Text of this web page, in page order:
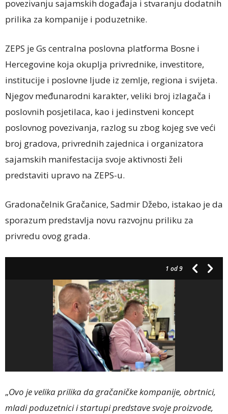
povezivanju sajamskih događaja i stvaranju dodatnih
prilika za kompanije i poduzetnike.
ZEPS je Gs centralna poslovna platforma Bosne i
Hercegovine koja okuplja privrednike, investitore,
institucije i poslovne ljude iz zemlje, regiona i svijeta.
Njegov međunarodni karakter, veliki broj izlagača i
poslovnih posjetilaca, kao i jedinstveni koncept
poslovnog povezivanja, razlog su zbog kojeg sve veći
broj gradova, privrednih zajednica i organizatora
sajamskih manifestacija svoje aktivnosti želi
predstaviti upravo na ZEPS-u.
Gradonačelnik Gračanice, Sadmir Džebo, istakao je da
sporazum predstavlja novu razvojnu priliku za
privredu ovog grada.
1 od 9
„Ovo je velika prilika da gračaničke kompanije, obrtnici,
mladi poduzetnici i startupi predstave svoje proizvode,